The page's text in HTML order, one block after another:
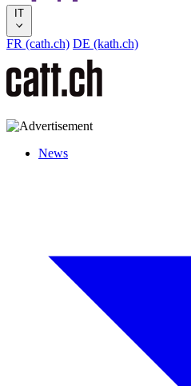
IT
FR (cath.ch) DE (kath.ch)
News